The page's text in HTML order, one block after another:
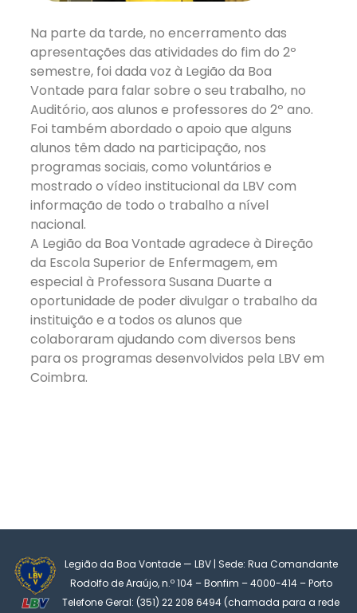
Na parte da tarde, no encerramento das
apresentações das atividades do fim do 2º
semestre, foi dada voz à Legião da Boa
Vontade para falar sobre o seu trabalho, no
Auditório, aos alunos e professores do 2º ano.
Foi também abordado o apoio que alguns
alunos têm dado na participação, nos
programas sociais, como voluntários e
mostrado o vídeo institucional da LBV com
informação de todo o trabalho a nível
nacional.
A Legião da Boa Vontade agradece à Direção
da Escola Superior de Enfermagem, em
especial à Professora Susana Duarte a
oportunidade de poder divulgar o trabalho da
instituição e a todos os alunos que
colaboraram ajudando com diversos bens
para os programas desenvolvidos pela LBV em
Coimbra.
Legião da Boa Vontade — LBV | Sede: Rua Comandante
Rodolfo de Araújo, n.º 104 – Bonfim – 4000-414 – Porto
Telefone Geral: (351) 22 208 6494 (chamada para a rede